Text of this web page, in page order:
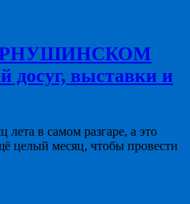
выставки и
лета в самом разгаре, а это
целый месяц, чтобы провести